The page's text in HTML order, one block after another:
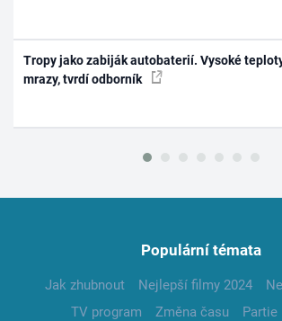
Tropy jako zabiják autobaterií. Vysoké
mrazy, tvrdí odborník
Populární témata
Jak zhubnout Nejlepší filmy 2024
TV program
Změna času Partie